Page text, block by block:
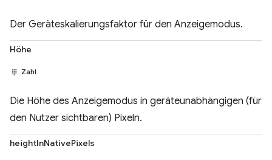
Der Geräteskalierungsfaktor für den Anzeigemodus.
Höhe
Zahl
Die Höhe des Anzeigemodus in geräteunabhängigen (für
den Nutzer sichtbaren) Pixeln.
heightInNativePixels